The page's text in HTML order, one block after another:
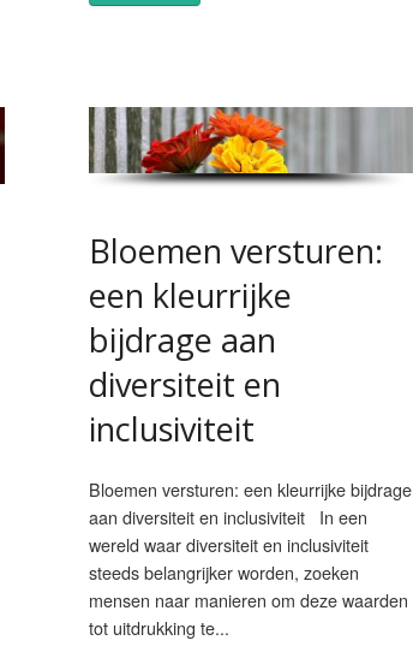
Bloemen versturen:
een kleurrijke
bijdrage aan
diversiteit en
inclusiviteit
Bloemen versturen: een kleurrijke bijdrage
aan diversiteit en inclusiviteit In een
wereld waar diversiteit en inclusiviteit
steeds belangrijker worden, zoeken
mensen naar manieren om deze waarden
tot uitdrukking te...